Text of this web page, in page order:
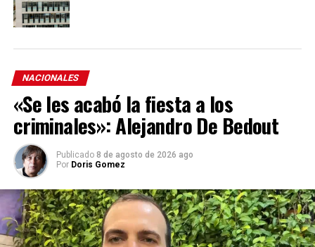
NACIONALES
«Se les acabó la fiesta a los
criminales»: Alejandro De Bedout
Publicado 8 de agosto de 2026 ago
Por Doris Gomez